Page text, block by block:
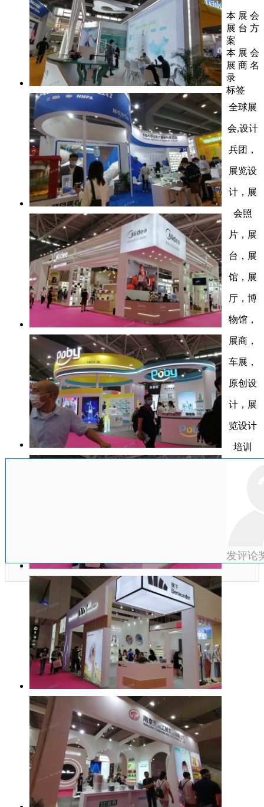
本 展 会
展 台 方
案
本 展 会
展 商 名
录
标签
全球展
会,设计
兵团，
展览设
计，展
会照
片，展
台，展
馆，展
厅，博
物馆，
展商，
车展，
原创设
计，展
览设计
培训
发评论